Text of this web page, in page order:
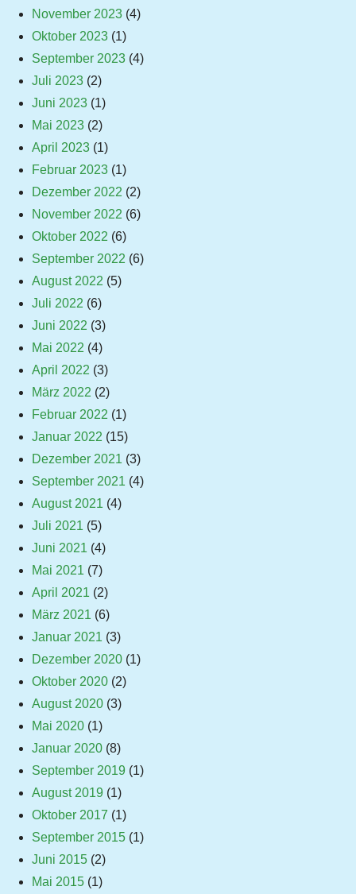
November 2023 (4)
Oktober 2023 (1)
September 2023 (4)
Juli 2023 (2)
Juni 2023 (1)
Mai 2023 (2)
April 2023 (1)
Februar 2023 (1)
Dezember 2022 (2)
November 2022 (6)
Oktober 2022 (6)
September 2022 (6)
August 2022 (5)
Juli 2022 (6)
Juni 2022 (3)
Mai 2022 (4)
April 2022 (3)
März 2022 (2)
Februar 2022 (1)
Januar 2022 (15)
Dezember 2021 (3)
September 2021 (4)
August 2021 (4)
Juli 2021 (5)
Juni 2021 (4)
Mai 2021 (7)
April 2021 (2)
März 2021 (6)
Januar 2021 (3)
Dezember 2020 (1)
Oktober 2020 (2)
August 2020 (3)
Mai 2020 (1)
Januar 2020 (8)
September 2019 (1)
August 2019 (1)
Oktober 2017 (1)
September 2015 (1)
Juni 2015 (2)
Mai 2015 (1)